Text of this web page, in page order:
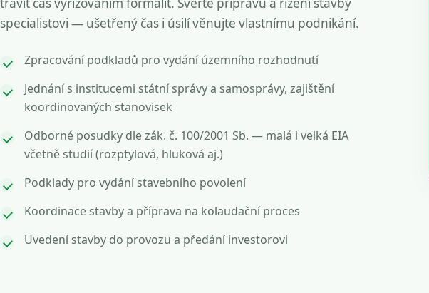
specialistovi — ušetřený čas i úsilí věnujte vlastnímu podnikání.
Zpracování podkladů pro vydání územního rozhodnutí
Jednání s institucemi státní správy a samosprávy, zajištění
koordinovaných stanovisek
Odborné posudky dle zák. č. 100/2001 Sb. — malá i velká EIA
včetně studií (rozptylová, hluková aj.)
Podklady pro vydání stavebního povolení
Koordinace stavby a příprava na kolaudační proces
Uvedení stavby do provozu a předání investorovi